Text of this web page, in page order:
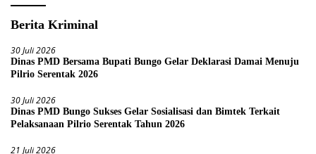
Berita Kriminal
30 Juli 2026
Dinas PMD Bersama Bupati Bungo Gelar Deklarasi Damai Menuju
Pilrio Serentak 2026
30 Juli 2026
Dinas PMD Bungo Sukses Gelar Sosialisasi dan Bimtek Terkait
Pelaksanaan Pilrio Serentak Tahun 2026
21 Juli 2026